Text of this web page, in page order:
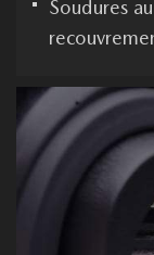
Soudures